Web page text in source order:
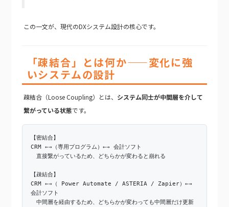
この一文が、現代のDXシステム設計の核心です。
「疎結合」とは何か——変化に強
いシステムの設計
疎結合（Loose Coupling）とは、 システム同士が中間層を介して
繋がっている状態です。
【密結合】
CRM ←→（専用プログラム）←→ 会計ソフト
直接繋がっているため、どちらかが変わると崩れる
【疎結合】
CRM ←→（ Power Automate / ASTERIA / Zapier）←→
会計ソフト
中間層を経由するため、どちらかが変わっても中間層だけ更新